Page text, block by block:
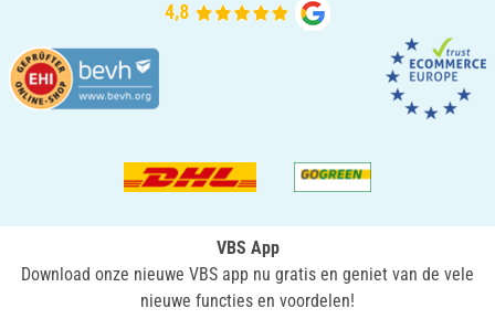
VBS App
Download onze nieuwe VBS app nu gratis en geniet van de vele
nieuwe functies en voordelen!